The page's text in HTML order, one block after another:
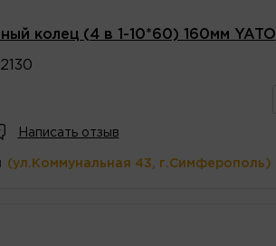
колец (4 в 1-10*60) 160мм YATO
Написать отзыв
(ул.Коммунальная 43, г.Симферополь)